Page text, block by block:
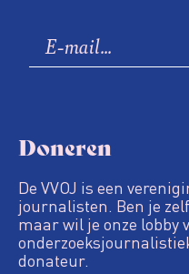
Doneren
De VVOJ is een
journalisten. Ben je
maar wil je onze lobby
donateur.